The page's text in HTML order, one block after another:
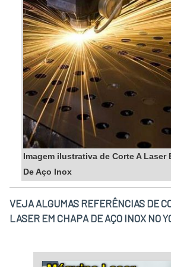
Imagem ilustrativa de Corte A Laser
De Aço Inox
VEJA ALGUMAS REFERÊNCIAS DE
LASER EM CHAPA DE AÇO INOX NO